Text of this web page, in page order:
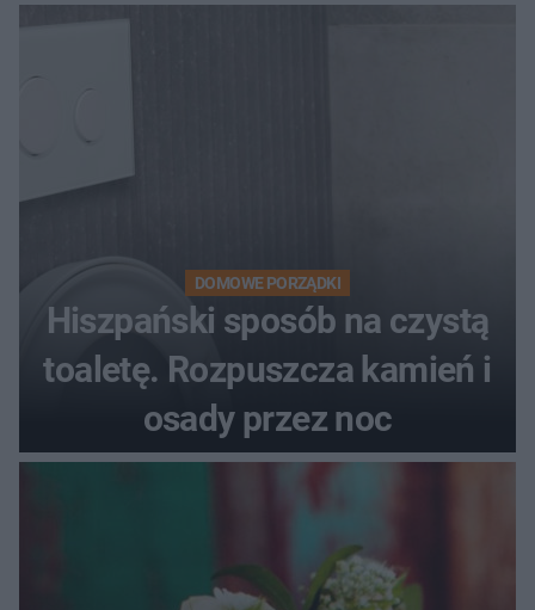
DOMOWE PORZĄDKI
Hiszpański sposób na czystą
toaletę. Rozpuszcza kamień i
osady przez noc